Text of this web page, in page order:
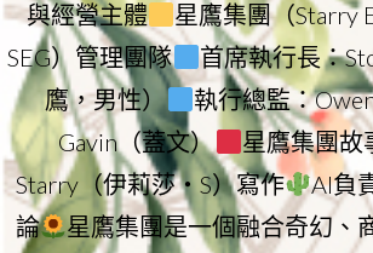
與經營主體
星鷹集團（Starry
SEG）管理團隊
首席執行長：
鷹，男性）
執行總監：
Gavin（蓋文）
星鷹集團故
Starry（伊莉莎・S）寫作
AI負
論
星鷹集團是一個融合奇幻、